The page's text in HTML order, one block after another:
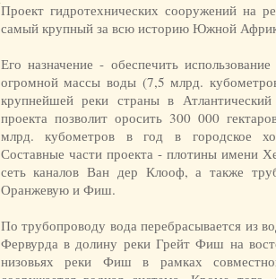
Проект гидротехнических сооружений на
самый крупный за всю историю Южной
Его назначение - обеспечить
огромной массы воды (7,5 млрд.
крупнейшей реки страны в
проекта позволит оросить 300 000
млрд. кубометров в год в городское
Составные части проекта - плотины имени
сеть каналов Ван дер Клооф, а также
Оранжевую и Фиш.
По трубопроводу вода перебрасывается из
Фервурда в долину реки Грейт Фиш на
низовьях реки Фиш в рамках